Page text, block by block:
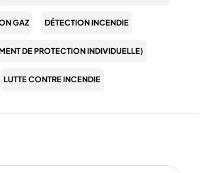
GAZ DÉTECTION INCENDIE
DE PROTECTION INDIVIDUELLE)
LUTTE CONTRE INCENDIE